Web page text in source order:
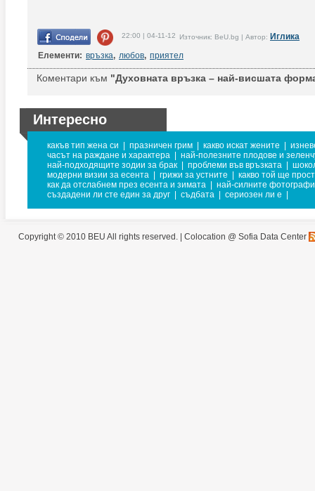
22:00 | 04-11-12 Източник: BeU.bg | Автор: Иглика
Елементи: връзка, любов, приятел
Коментари към "Духовната връзка – най-висшата
Интересно
какъв тип жена си празничен грим какво искат жените
часът на раждане и характера
най-полезните плодове и
най-подходящите зодии за брак
проблеми във връзката
модерни визии за есента
грижи за устните
какво той ще
как да отслабнем през есента и зимата
най-силните
създадени ли сте един за друг
съдбата сериозен ли е
Copyright © 2010 BEU All rights reserved. | Colocation @ Sofia Data Center